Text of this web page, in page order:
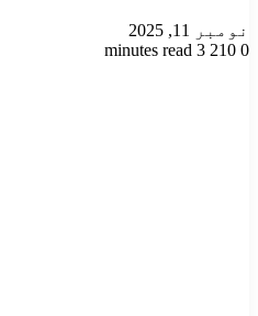
نومبر 11, 2025
0
3 minutes read